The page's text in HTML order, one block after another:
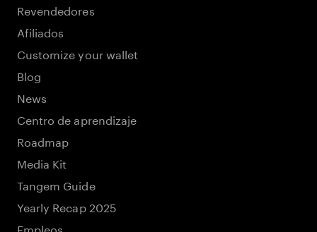
Revendedores
Afiliados
Customize your wallet
Blog
News
Centro de aprendizaje
Roadmap
Media Kit
Tangem Guide
Yearly Recap 2025
Empleos